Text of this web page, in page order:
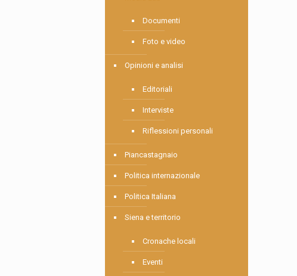
Documenti
Foto e video
Opinioni e analisi
Editoriali
Interviste
Riflessioni personali
Piancastagnaio
Politica internazionale
Politica Italiana
Siena e territorio
Cronache locali
Eventi